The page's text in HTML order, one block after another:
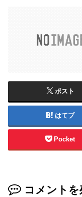
ポスト
はてブ
Pocket
コメントを